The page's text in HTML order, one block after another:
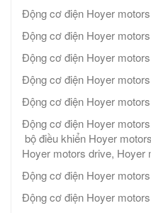
Động cơ điện Hoyer
Động cơ điện Hoyer
Động cơ điện Hoyer
Động cơ điện Hoyer
Động cơ điện Hoyer
Động cơ điện Hoyer
bộ điều khiển Hoyer
Hoyer motors drive, Hoyer
Động cơ điện Hoyer
Động cơ điện Hoyer